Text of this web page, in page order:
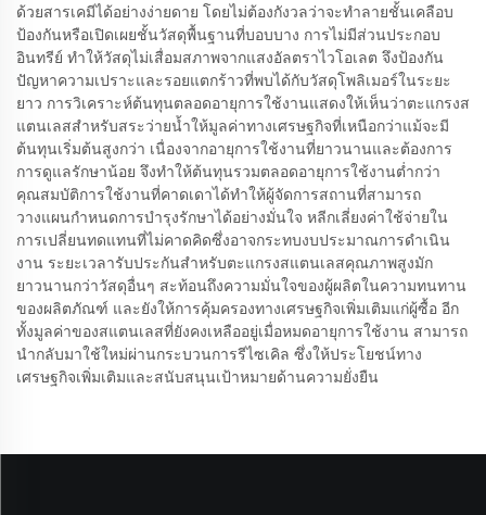
ด้วยสารเคมีได้อย่างง่ายดาย โดยไม่ต้องกังวลว่าจะทำลายชั้นเคลือบ
ป้องกันหรือเปิดเผยชั้นวัสดุพื้นฐานที่บอบบาง การไม่มีส่วนประกอบ
อินทรีย์ ทำให้วัสดุไม่เสื่อมสภาพจากแสงอัลตราไวโอเลต จึงป้องกัน
ปัญหาความเปราะและรอยแตกร้าวที่พบได้กับวัสดุโพลิเมอร์ในระยะ
ยาว การวิเคราะห์ต้นทุนตลอดอายุการใช้งานแสดงให้เห็นว่าตะแกรงส
แตนเลสสำหรับสระว่ายน้ำให้มูลค่าทางเศรษฐกิจที่เหนือกว่าแม้จะมี
ต้นทุนเริ่มต้นสูงกว่า เนื่องจากอายุการใช้งานที่ยาวนานและต้องการ
การดูแลรักษาน้อย จึงทำให้ต้นทุนรวมตลอดอายุการใช้งานต่ำกว่า
คุณสมบัติการใช้งานที่คาดเดาได้ทำให้ผู้จัดการสถานที่สามารถ
วางแผนกำหนดการบำรุงรักษาได้อย่างมั่นใจ หลีกเลี่ยงค่าใช้จ่ายใน
การเปลี่ยนทดแทนที่ไม่คาดคิดซึ่งอาจกระทบงบประมาณการดำเนิน
งาน ระยะเวลารับประกันสำหรับตะแกรงสแตนเลสคุณภาพสูงมัก
ยาวนานกว่าวัสดุอื่นๆ สะท้อนถึงความมั่นใจของผู้ผลิตในความทนทาน
ของผลิตภัณฑ์ และยังให้การคุ้มครองทางเศรษฐกิจเพิ่มเติมแก่ผู้ซื้อ อีก
ทั้งมูลค่าของสแตนเลสที่ยังคงเหลืออยู่เมื่อหมดอายุการใช้งาน สามารถ
นำกลับมาใช้ใหม่ผ่านกระบวนการรีไซเคิล ซึ่งให้ประโยชน์ทาง
เศรษฐกิจเพิ่มเติมและสนับสนุนเป้าหมายด้านความยั่งยืน